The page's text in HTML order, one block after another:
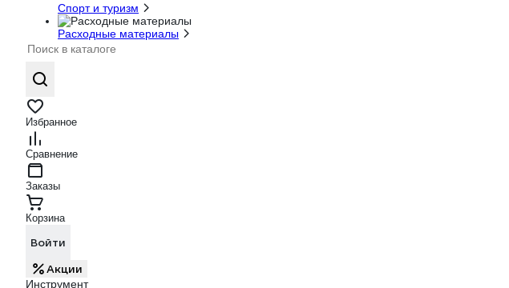
Спорт и туризм
Расходные материалы
Избранное
Сравнение
Заказы
Корзина
Войти
Акции
Инструмент